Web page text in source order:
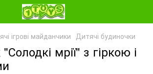
ігрові майданчики Дитячі будиночки
мрії" з гіркою і